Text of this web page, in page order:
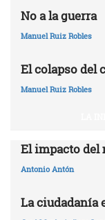
No a la guerra
Manuel Ruiz Robles
El colapso del
Manuel Ruiz Robles
El impacto del
Antonio Antón
La ciudadanía